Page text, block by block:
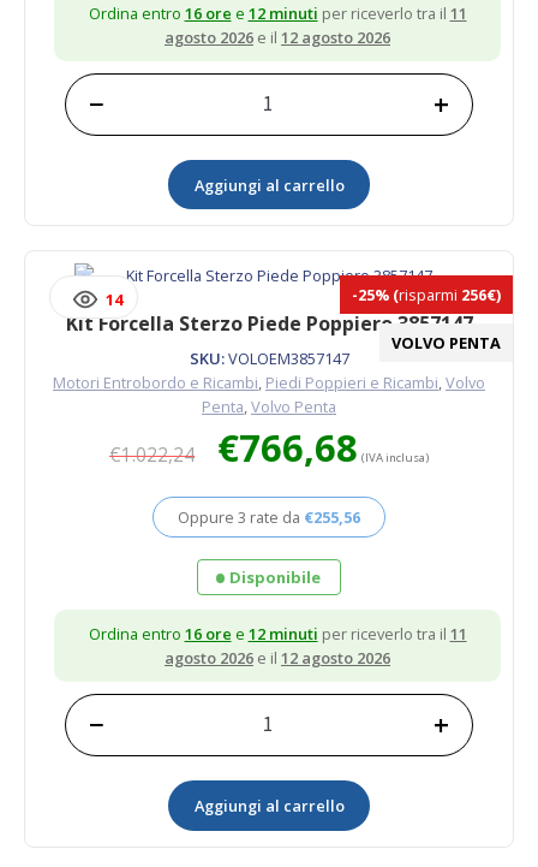
Ordina entro 16 ore e 12 minuti per riceverlo tra il 11
agosto 2026 e il 12 agosto 2026
Kit
Forcella
quantità
− +
Aggiungi al carrello
VOLVO PENTA
-25% (risparmi 256€)
Kit Forcella Sterzo Piede Poppiero 3857147
SKU:VOLOEM3857147
Motori Entrobordo e Ricambi, Piedi Poppieri e Ricambi,Volvo
Penta,Volvo Penta
€1.022,24
prezzo
era:
€1.022,24.
€766,68prezzo
è:
€766,68.
(IVA inclusa)
Oppure 3 rate da €255,56
14
Disponibile
Ordina entro 16 ore e 12 minuti per riceverlo tra il 11
agosto 2026 e il 12 agosto 2026
Kit
Forcella
− +
Aggiungi al carrello